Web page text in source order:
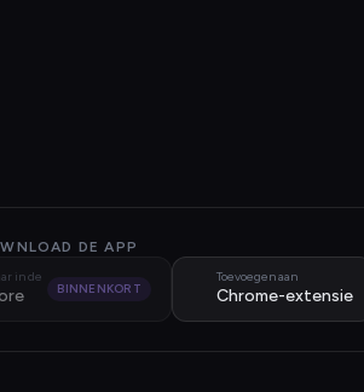
DE APP
in de
BINNENKORT
Toevoegen aan
Chrome-extensie